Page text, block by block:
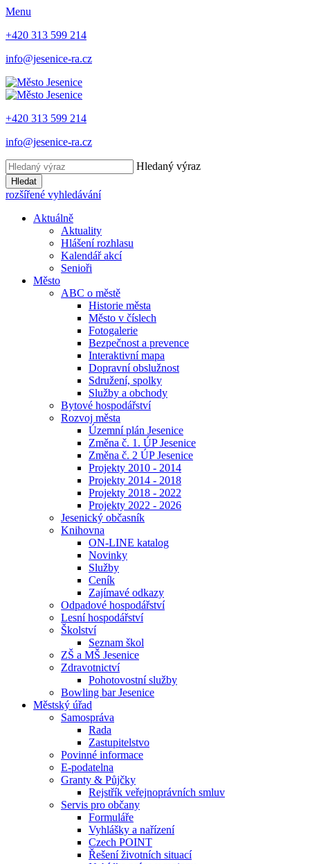
Menu
+420 313 599 214
info@jesenice-ra.cz
+420 313 599 214
info@jesenice-ra.cz
Hledaný výraz
Hledat
rozšířené vyhledávání
Aktuálně
Aktuality
Hlášení rozhlasu
Kalendář akcí
Senioři
Město
ABC o městě
Historie města
Město v číslech
Fotogalerie
Bezpečnost a prevence
Interaktivní mapa
Dopravní obslužnost
Sdružení, spolky
Služby a obchody
Bytové hospodářství
Rozvoj města
Územní plán Jesenice
Změna č. 1. ÚP Jesenice
Změna č. 2 ÚP Jesenice
Projekty 2010 - 2014
Projekty 2014 - 2018
Projekty 2018 - 2022
Projekty 2022 - 2026
Jesenický občasník
Knihovna
ON-LINE katalog
Novinky
Služby
Ceník
Zajímavé odkazy
Odpadové hospodářství
Lesní hospodářství
Školství
Seznam škol
ZŠ a MŠ Jesenice
Zdravotnictví
Pohotovostní služby
Bowling bar Jesenice
Městský úřad
Samospráva
Rada
Zastupitelstvo
Povinné informace
E-podatelna
Granty & Půjčky
Rejstřík veřejnoprávních smluv
Servis pro občany
Formuláře
Vyhlášky a nařízení
Czech POINT
Řešení životních situací